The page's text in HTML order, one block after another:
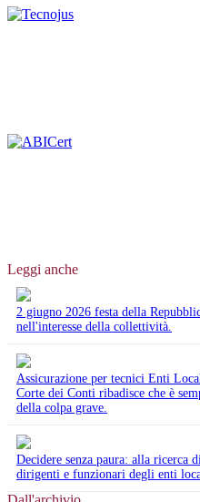
Leggi anche
2 giugno 2026 festa della
nell'interesse della collettività.
Assicurazione per tecnici Enti
Corte dei Conti ribadisce che è
della colpa grave.
Decidere senza paura: alla ricerca
dirigenti e funzionari degli enti